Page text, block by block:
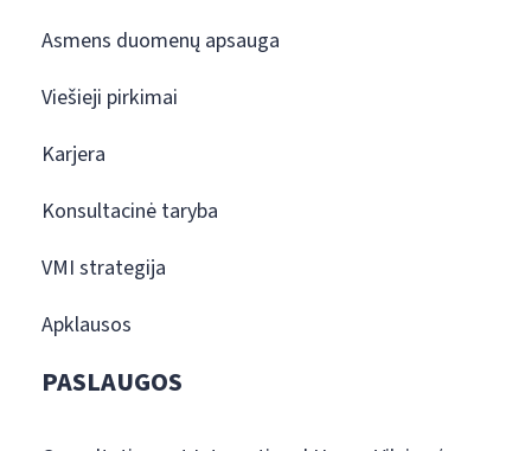
Asmens duomenų apsauga
Viešieji pirkimai
Karjera
Konsultacinė taryba
VMI strategija
Apklausos
PASLAUGOS